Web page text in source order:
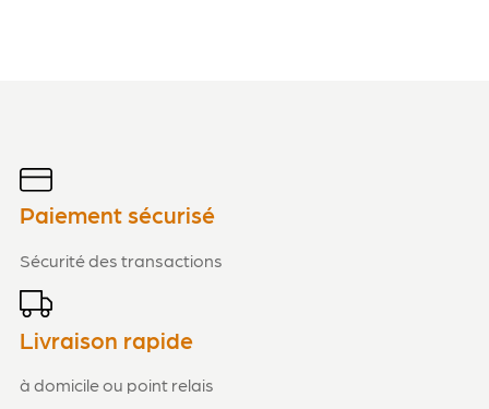
Paiement sécurisé
Sécurité des transactions
Livraison rapide
à domicile ou point relais